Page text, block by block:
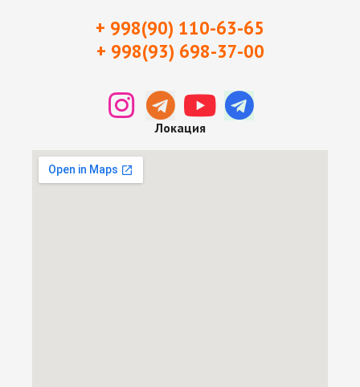
+ 998(90) 110-63-65
+ 998(93) 698-37-00
Локация